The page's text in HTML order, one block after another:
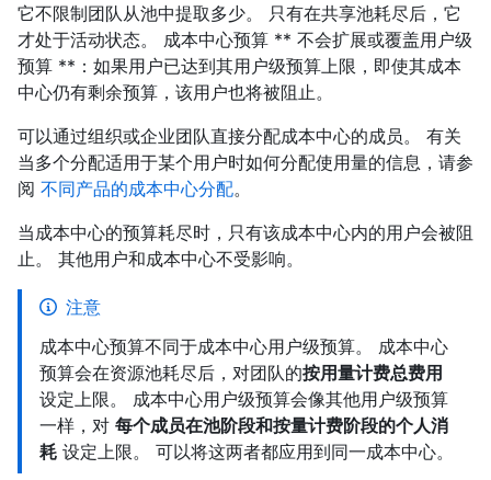
它不限制团队从池中提取多少。 只有在共享池耗尽后，它
才处于活动状态。 成本中心预算 ** 不会扩展或覆盖用户级
预算 **：如果用户已达到其用户级预算上限，即使其成本
中心仍有剩余预算，该用户也将被阻止。
可以通过组织或企业团队直接分配成本中心的成员。 有关
当多个分配适用于某个用户时如何分配使用量的信息，请参
阅 不同产品的成本中心分配。
当成本中心的预算耗尽时，只有该成本中心内的用户会被阻
止。 其他用户和成本中心不受影响。
注意
成本中心预算不同于成本中心用户级预算。 成本中心
预算会在资源池耗尽后，对团队的按用量计费总费用
设定上限。 成本中心用户级预算会像其他用户级预算
一样，对 每个成员在池阶段和按量计费阶段的个人消
耗 设定上限。 可以将这两者都应用到同一成本中心。